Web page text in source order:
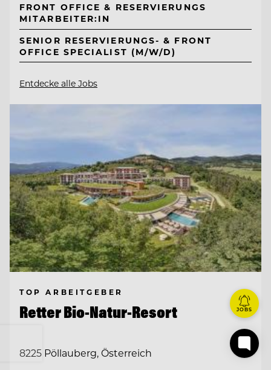
FRONT OFFICE & RESERVIERUNGS
MITARBEITER:IN
SENIOR RESERVIERUNGS- & FRONT
OFFICE SPECIALIST (M/W/D)
Entdecke alle Jobs
TOP ARBEITGEBER
Retter Bio-Natur-Resort
8225 Pöllauberg, Österreich
JOBS